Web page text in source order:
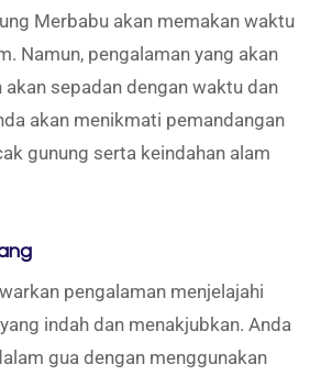
Merbabu akan memakan waktu
Namun, pengalaman yang akan
sepadan dengan waktu dan
akan menikmati pemandangan
gunung serta keindahan alam
pengalaman menjelajahi
indah dan menakjubkan. Anda
gua dengan menggunakan